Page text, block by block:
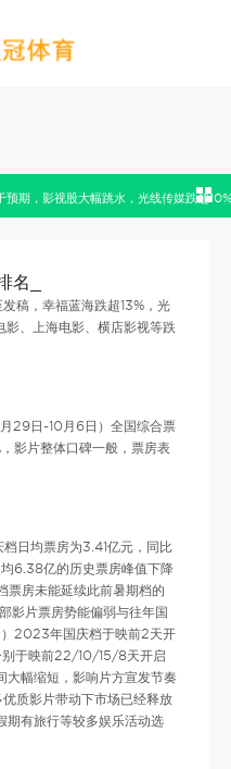
期，影视股大幅跳水，光线传媒跌超
名_
稿，幸福蓝海跌超13%，光
影、上海电影、横店影视等跌
日-10月6日）全国综合票
影片整体口碑一般，票房表
均票房为3.41亿元，同比
6.38亿的历史票房峰值下降
票房未能延续此前暑期档的
影片票房势能偏弱与往年国
）2023年国庆档于映前2天开
于映前22/10/15/8天开启
大幅缩短，影响片方宣发节奏
质影片带动下市场已经释放
期有旅行等较多娱乐活动选